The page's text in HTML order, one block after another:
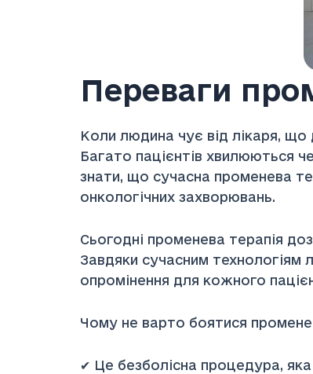
Переваги
Коли людина чує від лікаря,
Багато пацієнтів хвилюються
знати, що сучасна променева
онкологічних захворювань.
Сьогодні променева терапія
Завдяки сучасним технологіям
опромінення для кожного
Чому не варто боятися
✔ Це безболісна процедура,